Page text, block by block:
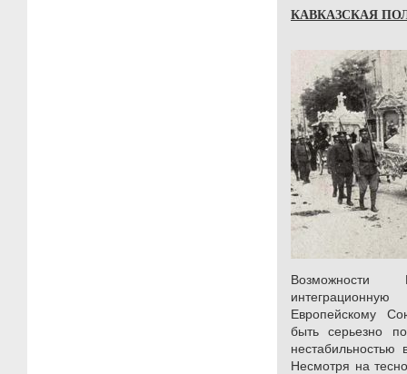
КАВКАЗСКАЯ
Европейскому
быть серьезно
нестабильностью
Несмотря на